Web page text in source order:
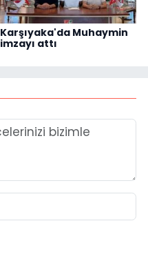
Karşıyaka'da Muhaymin
imzayı attı